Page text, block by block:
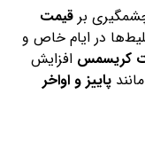
چشمگیری برقیمت
در ایام خاص و
کریسمس افزایش
مانندپاییز و اواخر